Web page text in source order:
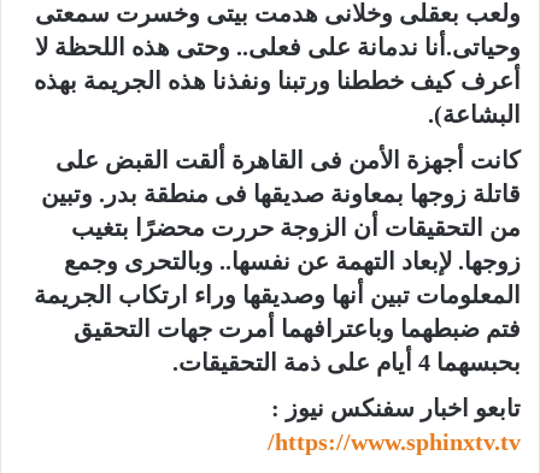
ولعب بعقلى وخلانى هدمت بيتى وخسرت سمعتى
وحياتى.أنا ندمانة على فعلى.. وحتى هذه اللحظة لا
أعرف كيف خططنا ورتبنا ونفذنا هذه الجريمة بهذه
البشاعة).
كانت أجهزة الأمن فى القاهرة ألقت القبض على
قاتلة زوجها بمعاونة صديقها فى منطقة بدر. وتبين
من التحقيقات أن الزوجة حررت محضرًا بتغيب
زوجها. لإبعاد التهمة عن نفسها.. وبالتحرى وجمع
المعلومات تبين أنها وصديقها وراء ارتكاب الجريمة
فتم ضبطهما وباعترافهما أمرت جهات التحقيق
بحبسهما 4 أيام على ذمة التحقيقات.
تابعو اخبار سفنكس نيوز :
https://www.sphinxtv.tv/